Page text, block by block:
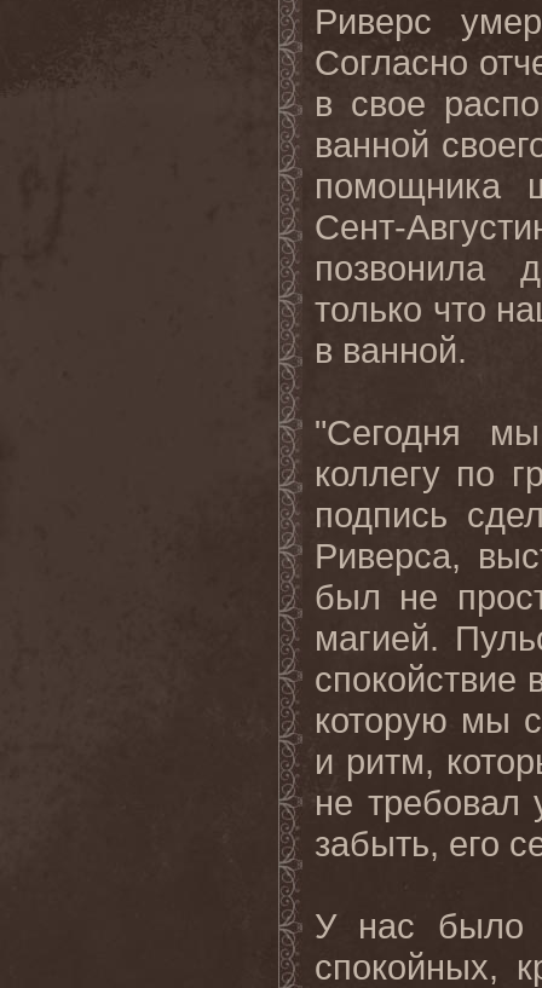
Риверс
Согласно
в свое
ванной
помощника
Сент-
позвонила
только что
в ванной.
"Сегодня
коллегу по
подпись
Риверса,
был не
магией.
спокойствие
которую мы
и ритм,
не требовал
забыть, его
У нас было
спокойных,